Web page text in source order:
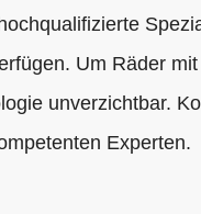
Um Räder
unverzichtbar.
Experten.